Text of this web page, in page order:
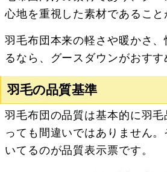
心地を重視した素材であること
羽毛布団本来の軽さや暖かさ
るなら、グースダウンがおすす
羽毛の品質基準
羽毛布団の品質は基本的に羽
っても間違いではありません
いてるのが品質表示票です。